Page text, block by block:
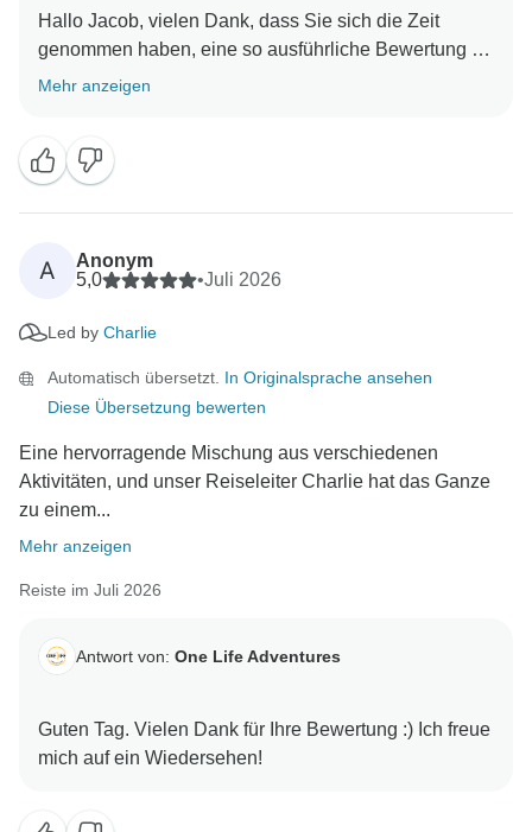
Hallo Jacob, vielen Dank, dass Sie sich die Zeit
genommen haben, eine so ausführliche Bewertung zu
verfassen! Ich glaube, Sie haben die Bewertung auch
Sie eine so schöne Zeit mit Ihren Mitreisenden und
Reiseleitern hatten und dass die Balance zwischen
geplanten Aktivitäten und Freizeit genau richtig war.
Es freut uns sehr, dass auch die Tage in den Bergen
letztendlich eine so angenehme Überraschung waren.
Es tut uns leid, dass die Sommerhitze die Sache
die kleinere Gruppe Ihnen dennoch ein großartiges
Erlebnis beschert hat. Hoffentlich können wir Sie beim
nächsten Mal in einer anderen Jahreszeit wieder bei
uns begrüßen, damit Sie Japan auf ganz neue Weise
genießen können (und vielleicht auch mit ein paar
Nochmals vielen Dank, dass Sie Teil der One Life-
Sie bei Ihrem nächsten Abenteuer mit uns
Mehr anzeigen
A
Anonym
5,0
•Juli 2026
Led by Charlie
Automatisch übersetzt. In Originalsprache ansehen
Diese Übersetzung bewerten
Eine hervorragende Mischung aus verschiedenen
Aktivitäten, und unser Reiseleiter Charlie hat das Ganze
zu einem...
Mehr anzeigen
Reiste im Juli 2026
Antwort von: One Life Adventures
Guten Tag. Vielen Dank für Ihre Bewertung :) Ich freue